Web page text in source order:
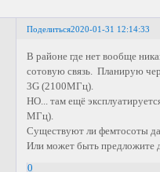
Поделиться2020-01-31 12:14:33
В районе где нет вообще
сотовую связь. Планирую
3G (2100МГц).
НО... там ещё
МГц).
Существуют ли фемтосоты
Или может быть предложите
0